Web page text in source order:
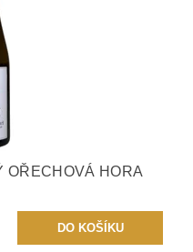
OŘECHOVÁ HORA